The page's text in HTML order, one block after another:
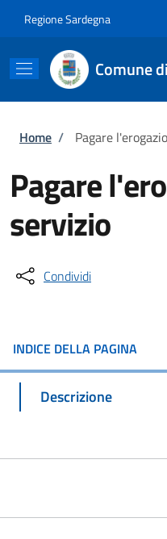
Regione Sardegna
Comune
Briciole di
Home / Pagare
Pagare
servizio
Condividi
INDICE DELLA PAGINA
Descrizione